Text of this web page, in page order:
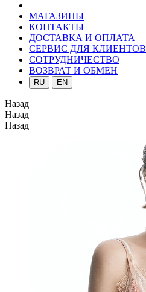
МАГАЗИНЫ
КОНТАКТЫ
ДОСТАВКА И ОПЛАТА
СЕРВИС ДЛЯ КЛИЕНТОВ
СОТРУДНИЧЕСТВО
ВОЗВРАТ И ОБМЕН
RU EN
Назад
Назад
Назад